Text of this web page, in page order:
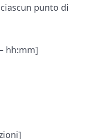
punto di
hh:mm]